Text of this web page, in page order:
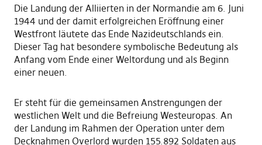
Die Landung der Alliierten in der Normandie am 6. Juni
1944 und der damit erfolgreichen Eröffnung einer
Westfront läutete das Ende Nazideutschlands ein.
Dieser Tag hat besondere symbolische Bedeutung als
Anfang vom Ende einer Weltordung und als Beginn
einer neuen.
Er steht für die gemeinsamen Anstrengungen der
westlichen Welt und die Befreiung Westeuropas. An
der Landung im Rahmen der Operation unter dem
Decknahmen Overlord wurden 155.892 Soldaten aus